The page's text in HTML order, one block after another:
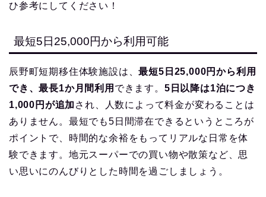
ひ参考にしてください！
最短5日25,000円から利用可能
辰野町短期移住体験施設は、最短5日25,000円から利用
でき、最長1か月間利用 できます。 5日以降は1泊につき
1,000円が追加 され、人数によって料金が変わることは
ありません。最短でも5日間滞在できるというところが
ポイントで、時間的な余裕をもってリアルな日常を体
験できます。地元スーパーでの買い物や散策など、思
い思いにのんびりとした時間を過ごしましょう。